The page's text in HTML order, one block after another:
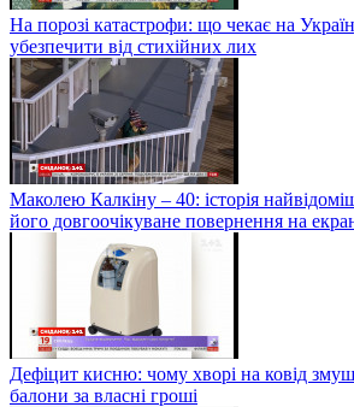
На порозі катастрофи: що чекає на
убезпечити від стихійних лих
Маколею Калкіну – 40: історія
його довгоочікуване повернення на
Дефіцит кисню: чому хворі на ковід
балони за власні гроші